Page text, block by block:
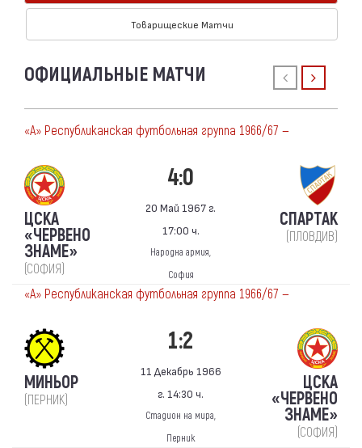
Товарищеские Матчи
ОФИЦИАЛЬНЫЕ МАТЧИ
«А» Республиканская футбольная группа 1966/67 —
ЦСКА
«ЧЕРВЕНО
ЗНАМЕ»
(СОФИЯ)
4:0
20 Май 1967 г.
17:00 ч.
Народна армия,
София
СПАРТАК
(ПЛОВДИВ)
«А» Республиканская футбольная группа 1966/67 —
МИНЬОР
(ПЕРНИК)
1:2
11 Декабрь 1966
г. 14:30 ч.
Стадион на мира,
Перник
ЦСКА
«ЧЕРВЕНО
ЗНАМЕ»
(СОФИЯ)